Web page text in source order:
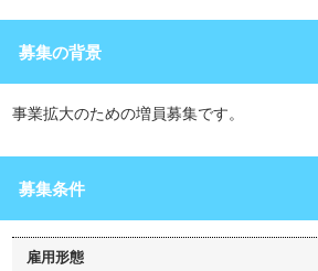
募集の背景
事業拡大のための増員募集です。
募集条件
雇用形態